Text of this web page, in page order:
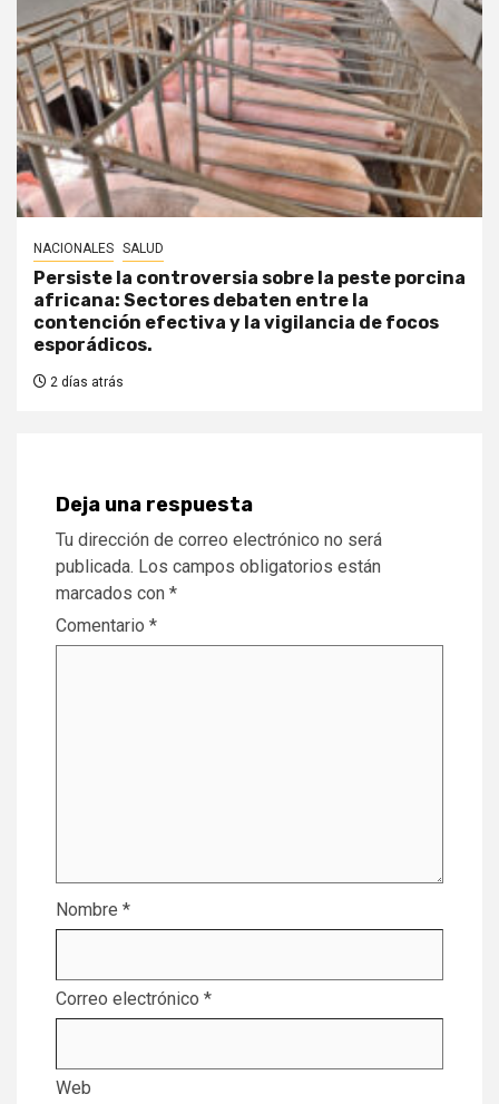
NACIONALES SALUD
Persiste la controversia sobre la peste porcina
africana: Sectores debaten entre la
contención efectiva y la vigilancia de focos
esporádicos.
2 días atrás
Deja una respuesta
Tu dirección de correo electrónico no será
publicada. Los campos obligatorios están
marcados con *
Comentario *
Nombre *
Correo electrónico *
Web